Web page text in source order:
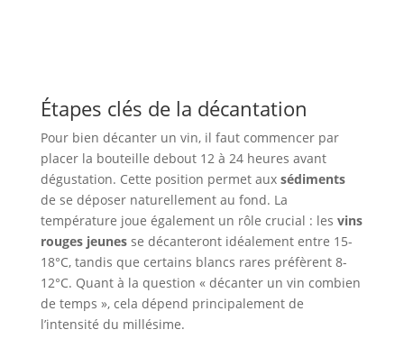
Étapes clés de la décantation
Pour bien décanter un vin, il faut commencer par
placer la bouteille debout 12 à 24 heures avant
dégustation. Cette position permet aux sédiments
de se déposer naturellement au fond. La
température joue également un rôle crucial : les vins
rouges jeunesse décanteront idéalement entre 15-
18°C, tandis que certains blancs rares préfèrent 8-
12°C. Quant à la question « décanter un vin combien
de temps », cela dépend principalement de
l’intensité du millésime.